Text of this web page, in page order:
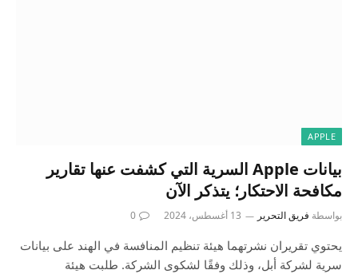
APPLE
بيانات Apple السرية التي كشفت عنها تقارير
مكافحة الاحتكار؛ يتذكر الآن
بواسطة فريق التحرير 13 أغسطس، 2024 0
يحتوي تقريران نشرتهما هيئة تنظيم المنافسة في الهند على بيانات
سرية لشركة أبل، وذلك وفقًا لشكوى الشركة. طلبت هيئة